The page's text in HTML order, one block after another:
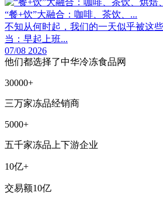
“餐+饮”大融合：咖啡、茶饮、...
不知从何时起，我们的一天似乎被这
当：早起上班...
07/08 2026
他们都选择了中华冷冻食品网
30000+
三万家冻品经销商
5000+
五千家冻品上下游企业
10亿+
交易额10亿